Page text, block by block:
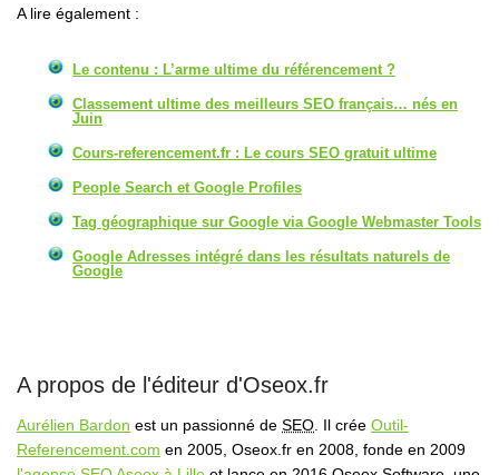
A lire également :
Le contenu : L’arme ultime du référencement ?
Classement ultime des meilleurs SEO français… nés en
Juin
Cours-referencement.fr : Le cours SEO gratuit ultime
People Search et Google Profiles
Tag géographique sur Google via Google Webmaster Tools
Google Adresses intégré dans les résultats naturels de
Google
A propos de l'éditeur d'Oseox.fr
Aurélien Bardon est un passionné de SEO . Il crée Outil-
Referencement.com en 2005, Oseox.fr en 2008, fonde en 2009